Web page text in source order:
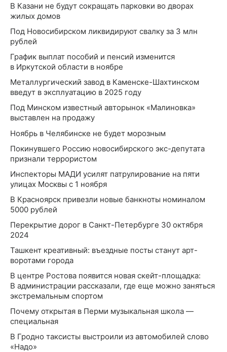
В Казани не будут сокращать парковки во дворах
жилых домов
Под Новосибирском ликвидируют свалку за 3 млн
рублей
График выплат пособий и пенсий изменится
в Иркутской области в ноябре
Металлургический завод в Каменске-Шахтинском
введут в эксплуатацию в 2025 году
Под Минском известный авторынок «Малиновка»
выставлен на продажу
Ноябрь в Челябинске не будет морозным
Покинувшего Россию новосибирского экс-депутата
признали террористом
Инспекторы МАДИ усилят патрулирование на пяти
улицах Москвы с 1 ноября
В Красноярск привезли новые банкноты номиналом
5000 рублей
Перекрытие дорог в Санкт-Петербурге 30 октября
2024
Ташкент креативный: въездные посты станут арт-
воротами города
В центре Ростова появится новая скейт-площадка:
В администрации рассказали, где еще можно заняться
экстремальным спортом
Почему открытая в Перми музыкальная школа —
специальная
В Гродно таксисты выстроили из автомобилей слово
«Надо»